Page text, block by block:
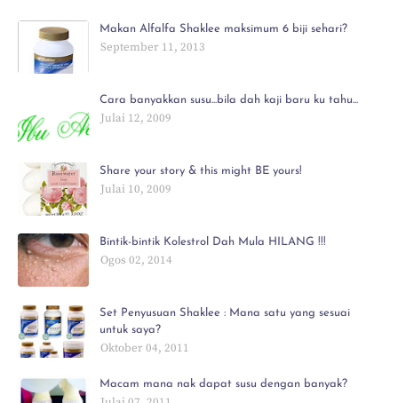
Makan Alfalfa Shaklee maksimum 6 biji sehari?
September 11, 2013
Cara banyakkan susu...bila dah kaji baru ku tahu...
Julai 12, 2009
Share your story & this might BE yours!
Julai 10, 2009
Bintik-bintik Kolestrol Dah Mula HILANG !!!
Ogos 02, 2014
Set Penyusuan Shaklee : Mana satu yang sesuai
untuk saya?
Oktober 04, 2011
Macam mana nak dapat susu dengan banyak?